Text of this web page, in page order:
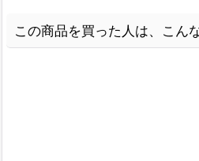
この商品を買った人は、こん